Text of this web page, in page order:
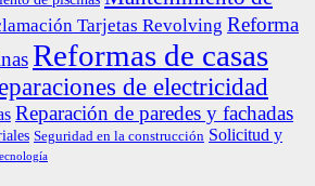
Tarjetas Revolving Reforma
Reformas de casas
de electricidad
Reparación de paredes y fachadas
Seguridad en la construcción Solicitud y